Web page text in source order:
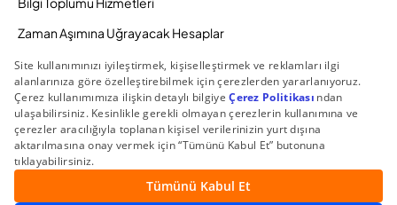
Zaman Aşımına Uğrayacak Hesaplar
Duyurular ve Kampanyalar
© 2026 Gedik Yatırım Menkul Değerler AŞ. Tüm Hakları